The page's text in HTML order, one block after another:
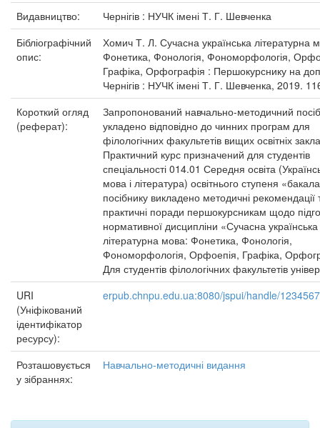
Видавництво:
Чернігів : НУЧК імені Т. Г. Шевченка
Бібліографічний
опис:
Хомич Т. Л. Сучасна українська літературна
Фонетика, Фонологія, Фономорфологія,
Графіка, Орфографія : Першокурснику на
Чернігів : НУЧК імені Т. Г. Шевченка, 2019.
Короткий огляд
(реферат):
Запропонований навчально-методичний
укладено відповідно до чинних програм для
філологічних факультетів вищих освітніх
Практичний курс призначений для студентів
спеціальності 014.01 Середня освіта
мова і література) освітнього ступеня
посібнику викладено методичні рекомендації
практичні поради першокурсникам щодо
нормативної дисципліни «Сучасна українська
літературна мова: Фонетика, Фонологія,
Фономорфологія, Орфоепія, Графіка,
Для студентів філологічних факультетів
URI
(Уніфікований
ідентифікатор
ресурсу):
erpub.chnpu.edu.ua:8080/jspui/handle/
Розташовується
у зібраннях:
Навчально-методичні видання